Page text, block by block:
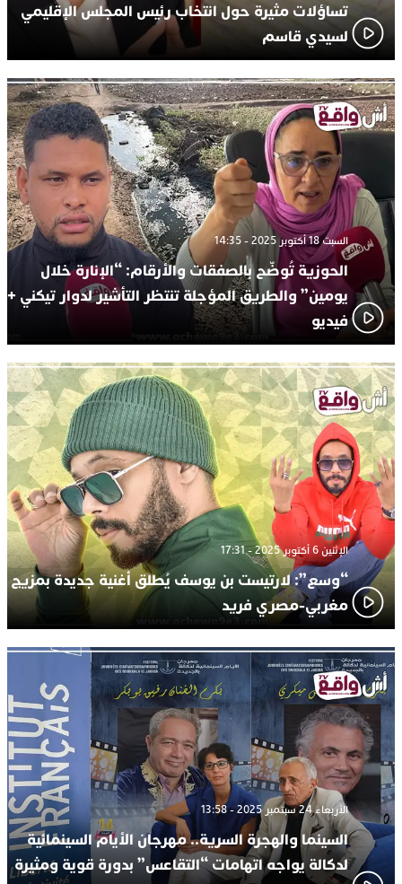
تساؤلات مثيرة حول انتخاب رئيس المجلس الإقليمي
لسيدي قاسم
السبت 18 أكتوبر 2025 - 14:35
الحوزية تُوضّح بالصفقات والأرقام: “الإنارة خلال
يومين” والطريق المؤجلة تنتظر التأشير لدوار تيكني +
فيديو
الإثنين 6 أكتوبر 2025 - 17:31
“وسع”: لارتيست بن يوسف يُطلق أغنية جديدة بمزيج
مغربي-مصري فريد
الأربعاء 24 سبتمبر 2025 - 13:58
السينما والهجرة السرية.. مهرجان الأيام السينمائية
لدكالة يواجه اتهامات “التقاعس” بدورة قوية ومثيرة